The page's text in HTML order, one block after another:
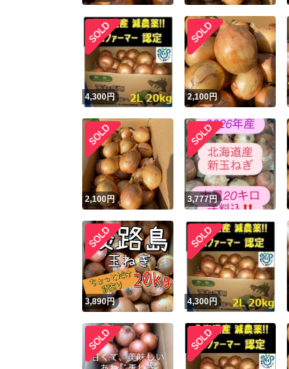
4,300円 2,100円
2,100円 3,777円
3,890円 4,300円